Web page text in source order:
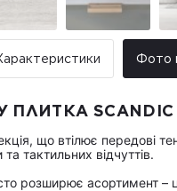
Фото в
SCANDIC
що втілює передові
тактильних відчуттів.
розширює асортимент –